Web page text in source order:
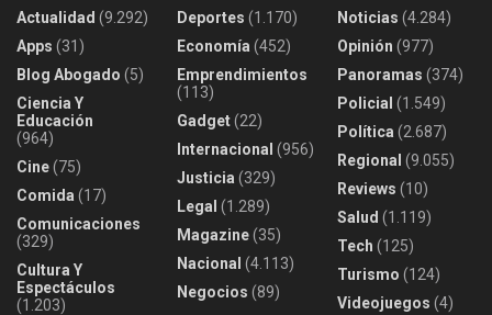
Actualidad (9.292)
Apps (31)
Blog Abogado (5)
Ciencia Y
Educación
(964)
Cine(75)
Comida (17)
Comunicaciones
(329)
Cultura Y
Espectáculos
(1.203)
Deportes (1.170)
Economía (452)
Emprendimientos
(113)
Gadget(22)
Internacional (956)
Justicia (329)
Legal (1.289)
Magazine(35)
Nacional (4.113)
Negocios (89)
Noticias (4.284)
Opinión (977)
Panoramas (374)
Policial (1.549)
Política (2.687)
Regional (9.055)
Reviews (10)
Salud (1.119)
Tech (125)
Turismo (124)
Videojuegos (4)